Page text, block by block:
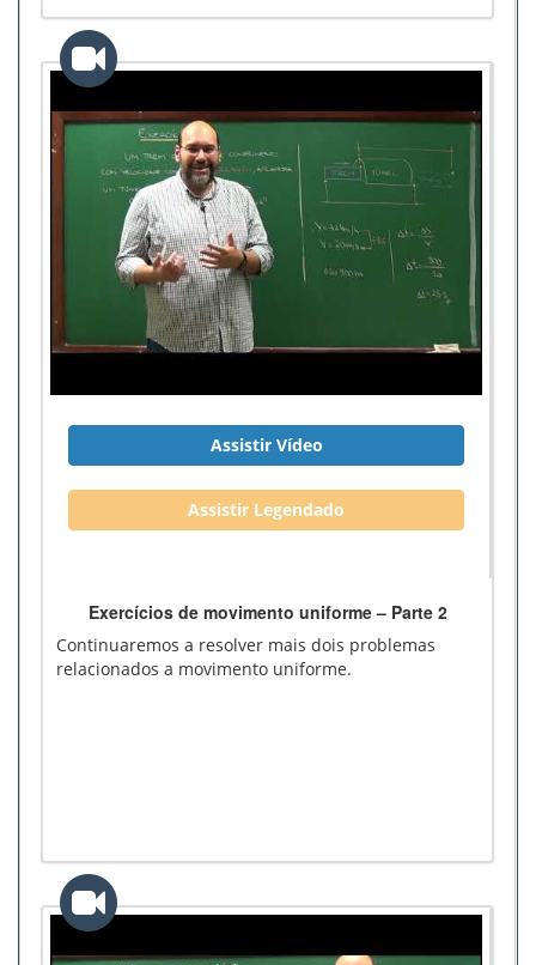
Assistir Vídeo
Assistir Legendado
Exercícios de movimento uniforme – Parte 2
Continuaremos a resolver mais dois problemas
relacionados a movimento uniforme.